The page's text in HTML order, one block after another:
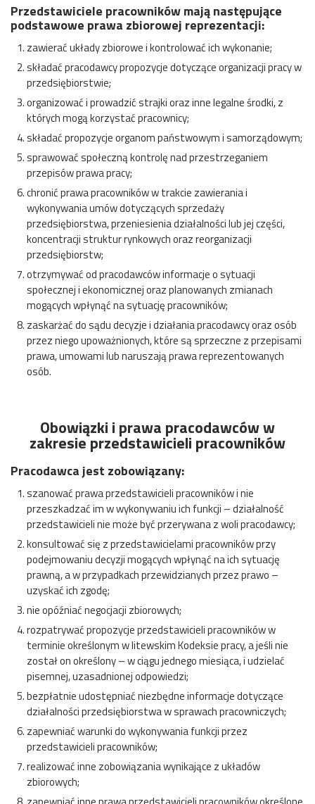
Przedstawiciele pracowników mają następujące
podstawowe prawa zbiorowej reprezentacji:
zawierać układy zbiorowe i kontrolować ich wykonanie;
składać pracodawcy propozycje dotyczące organizacji pracy w
przedsiębiorstwie;
organizować i prowadzić strajki oraz inne legalne środki, z
których mogą korzystać pracownicy;
składać propozycje organom państwowym i samorządowym;
sprawować społeczną kontrolę nad przestrzeganiem
przepisów prawa pracy;
chronić prawa pracowników w trakcie zawierania i
wykonywania umów dotyczących sprzedaży
przedsiębiorstwa, przeniesienia działalności lub jej części,
koncentracji struktur rynkowych oraz reorganizacji
przedsiębiorstw;
otrzymywać od pracodawców informacje o sytuacji
społecznej i ekonomicznej oraz planowanych zmianach
mogących wpłynąć na sytuację pracowników;
zaskarżać do sądu decyzje i działania pracodawcy oraz osób
przez niego upoważnionych, które są sprzeczne z przepisami
prawa, umowami lub naruszają prawa reprezentowanych
osób.
Obowiązki i prawa pracodawców w
zakresie przedstawicieli pracowników
Pracodawca jest zobowiązany:
szanować prawa przedstawicieli pracowników i nie
przeszkadzać im w wykonywaniu ich funkcji – działalność
przedstawicieli nie może być przerywana z woli pracodawcy;
konsultować się z przedstawicielami pracowników przy
podejmowaniu decyzji mogących wpłynąć na ich sytuację
prawną, a w przypadkach przewidzianych przez prawo –
uzyskać ich zgodę;
nie opóźniać negocjacji zbiorowych;
rozpatrywać propozycje przedstawicieli pracowników w
terminie określonym w litewskim Kodeksie pracy, a jeśli nie
został on określony – w ciągu jednego miesiąca, i udzielać
pisemnej, uzasadnionej odpowiedzi;
bezpłatnie udostępniać niezbędne informacje dotyczące
działalności przedsiębiorstwa w sprawach pracowniczych;
zapewniać warunki do wykonywania funkcji przez
przedstawicieli pracowników;
realizować inne zobowiązania wynikające z układów
zbiorowych;